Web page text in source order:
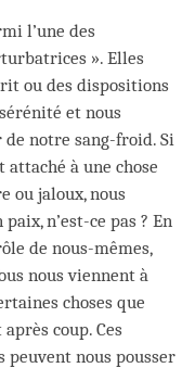
l’une des
». Elles
ou des dispositions
et nous
notre sang-froid. Si
à une chose
ou jaloux, nous
n’est-ce pas ? En
de nous-mêmes,
nous viennent à
choses que
coup. Ces
nous pousser